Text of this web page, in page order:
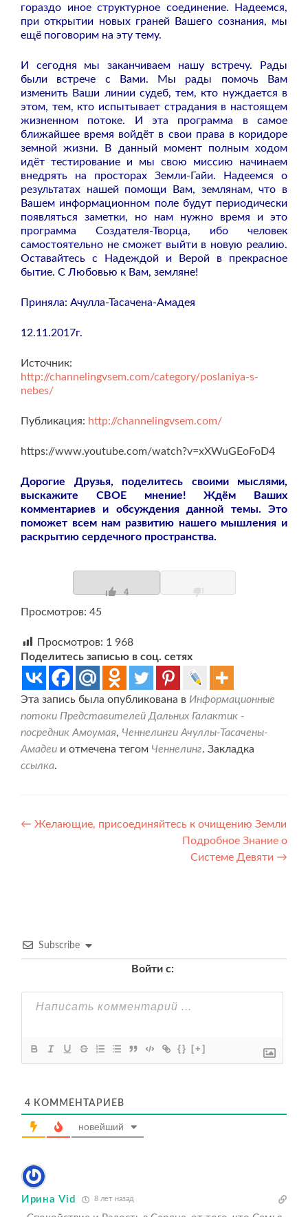
гораздо иное структурное соединение. Надеемся,
при открытии новых граней Вашего сознания, мы
ещё поговорим на эту тему.
И сегодня мы заканчиваем нашу встречу. Рады
были встрече с Вами. Мы рады помочь Вам
изменить Ваши линии судеб, тем, кто нуждается в
этом, тем, кто испытывает страдания в настоящем
жизненном потоке. И эта программа в самое
ближайшее время войдёт в свои права в коридоре
земной жизни. В данный момент полным ходом
идёт тестирование и мы свою миссию начинаем
внедрять на просторах Земли-Гайи. Надеемся о
результатах нашей помощи Вам, землянам, что в
Вашем информационном поле будут периодически
появляться заметки, но нам нужно время и это
программа Создателя-Творца, ибо человек
самостоятельно не сможет выйти в новую реалию.
Оставайтесь с Надеждой и Верой в прекрасное
бытие. С Любовью к Вам, земляне!
Приняла: Ачулла-Тасачена-Амадея
12.11.2017г.
Источник:
http://channelingvsem.com/category/poslaniya-s-
nebes/
Публикация: http://channelingvsem.com/
https://www.youtube.com/watch?v=xXWuGEoFoD4
Дорогие Друзья, поделитесь своими мыслями,
выскажите СВОЕ мнение! Ждём Ваших
комментариев и обсуждения данной темы. Это
поможет всем нам развитию нашего мышления и
раскрытию сердечного пространства.
4
Просмотров: 45
Просмотров: 1 968
Поделитесь записью в соц. сетях
Эта запись была опубликована в Информационные
потоки Представителей Дальних Галактик -
посредник Амоумая, Ченнелинги Ачуллы-Тасачены-
Амадеи и отмечена тегом Ченнелинг. Закладка
ссылка.
Навигация
← Желающие, присоединяйтесь к очищению Земли
Подробное Знание о
Системе Девяти →
Subscribe
Войти с:
{} [+]
4 КОММЕНТАРИЕВ
новейший
Ирина Vid 8 лет назад